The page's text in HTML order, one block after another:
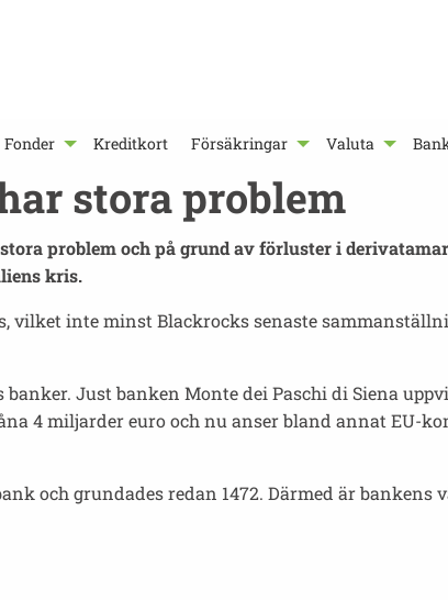
Fonder Kreditkort Försäkringar Valuta
stora problem
problem och på grund av förluster i
kris.
inte minst Blackrocks senaste
Just banken Monte dei Paschi di Siena
4 miljarder euro och nu anser bland annat EU-
och grundades redan 1472. Därmed är